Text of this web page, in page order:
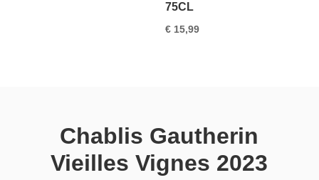
75CL
€ 15,99
Chablis Gautherin
Vieilles Vignes 2023